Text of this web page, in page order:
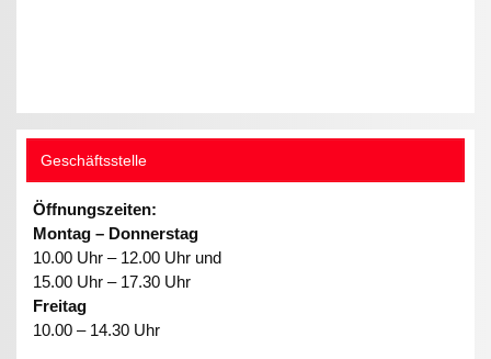
Geschäftsstelle
Öffnungszeiten:
Montag – Donnerstag
10.00 Uhr – 12.00 Uhr und
15.00 Uhr – 17.30 Uhr
Freitag
10.00 – 14.30 Uhr